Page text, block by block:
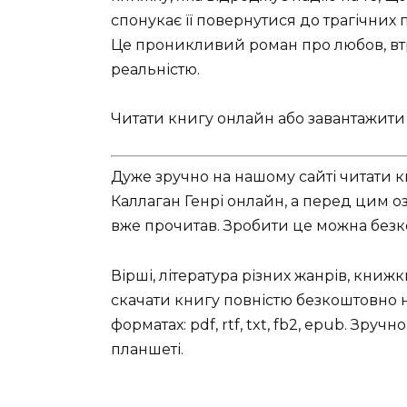
спонукає її повернутися до
Це проникливий роман про любов,
реальністю.
Читати книгу онлайн або
Дуже зручно на нашому сайті читати
Каллаган Генрі онлайн, а перед цим
вже прочитав. Зробити це можна
Вірші, література різних жанрів,
скачати книгу повністю безкоштовно
форматах: pdf, rtf, txt, fb2, epub. Зручно
планшеті.